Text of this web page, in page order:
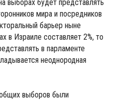
выборах будет представлять
мира и посредников
барьер ныне
в Израиле составляет 2%, то
в парламенте
неоднородная
выборов были